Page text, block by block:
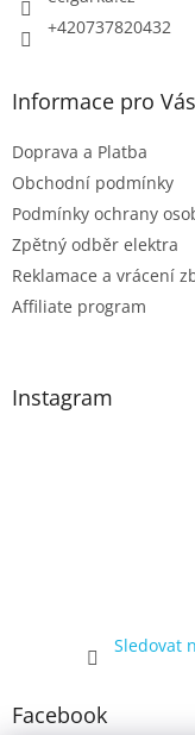
+420737820432
Informace pro Vás
Doprava a Platba
Obchodní podmínky
Podmínky ochrany
Zpětný odběr elektra
Reklamace a vrácení
Affiliate program
Instagram
Sledovat
Facebook